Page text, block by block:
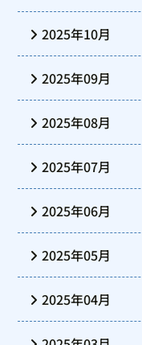
2025年10月
2025年09月
2025年08月
2025年07月
2025年06月
2025年05月
2025年04月